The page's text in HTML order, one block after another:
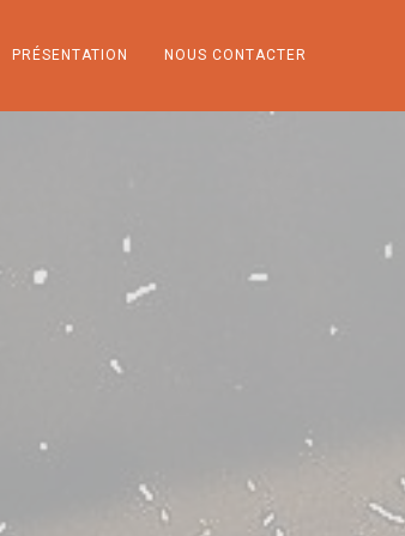
PRÉSENTATION NOUS CONTACTER